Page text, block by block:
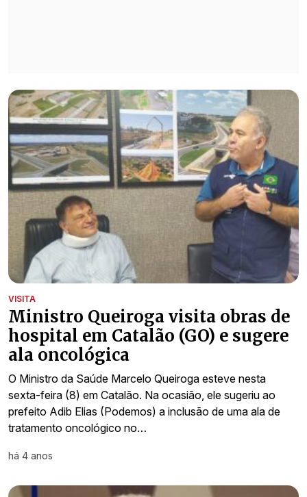
VISITA
Ministro Queiroga visita obras de
hospital em Catalão (GO) e sugere
ala oncológica
O Ministro da Saúde Marcelo Queiroga esteve nesta
sexta-feira (8) em Catalão. Na ocasião, ele sugeriu ao
prefeito Adib Elias (Podemos) a inclusão de uma ala de
tratamento oncológico no…
há 4 anos